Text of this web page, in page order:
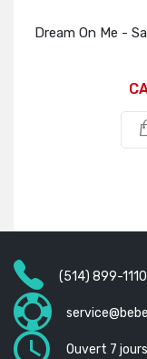
Dream On Me -
(514) 899-1110
Ouvert 7